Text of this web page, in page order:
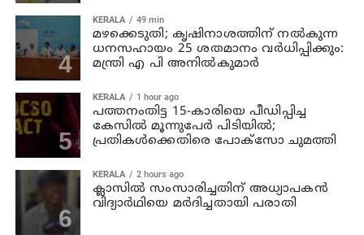
KERALA 49 min
മഴക്കെടുതി; കൃഷിനാശത്തിന് നല്‍കുന്ന
ധനസഹായം 25 ശതമാനം വര്‍ധിപ്പിക്കും:
മന്ത്രി എ പി അനില്‍കുമാര്‍
KERALA 1 hour ago
പത്തനംതിട്ട 15-കാരിയെ പീഡിപ്പിച്ച
കേസിൽ മൂന്നുപേർ പിടിയിൽ;
പ്രതികൾക്കെതിരെ പോക്സോ ചുമത്തി
KERALA 2 hours ago
ക്ലാസില്‍ സംസാരിച്ചതിന് അധ്യാപകന്‍
വിദ്യാര്‍ഥിയെ മര്‍ദിച്ചതായി പരാതി